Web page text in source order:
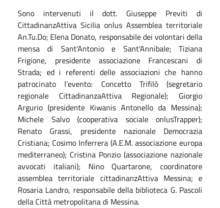
Sono intervenuti il dott. Giuseppe Previti di
CittadinanzAttiva Sicilia onlus Assemblea territoriale
An.Tu.Do; Elena Donato, responsabile dei volontari della
mensa di Sant’Antonio e Sant'Annibale; Tiziana
Frigione, presidente associazione Francescani di
Strada; ed i referenti delle associazioni che hanno
patrocinato l’evento: Concetto Trifilò (segretario
regionale CittadinanzaAttiva Regionale); Giorgio
Argurio (presidente Kiwanis Antonello da Messina);
Michele Salvo (cooperativa sociale onlusTrapper);
Renato Grassi, presidente nazionale Democrazia
Cristiana; Cosimo Inferrera (A.E.M. associazione europa
mediterraneo); Cristina Ponzio (associazione nazionale
avvocati italiani); Nino Quartarone, coordinatore
assemblea territoriale cittadinanzAttiva Messina; e
Rosaria Landro, responsabile della biblioteca G. Pascoli
della Città metropolitana di Messina.